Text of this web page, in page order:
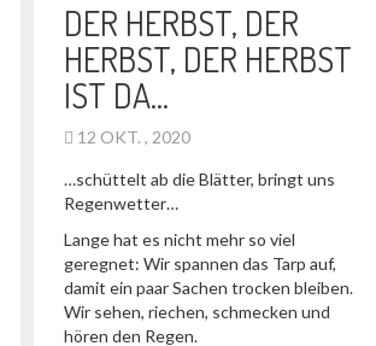
DER HERBST, DER
HERBST, DER HERBST
IST DA…
12 OKT. , 2020
…schüttelt ab die Blätter, bringt uns
Regenwetter…
Lange hat es nicht mehr so viel
geregnet: Wir spannen das Tarp auf,
damit ein paar Sachen trocken bleiben.
Wir sehen, riechen, schmecken und
hören den Regen.